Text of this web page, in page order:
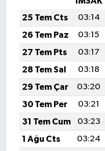
25 Tem Cts
03:14
26 Tem Paz
03:15
27 Tem Pts
03:17
28 Tem Sal
03:18
29 Tem Çar
03:20
30 Tem Per
03:21
31 Tem Cum
03:23
1 Ağu Cts
03:24
YAŞAM